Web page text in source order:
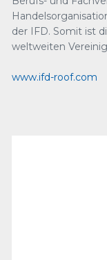
der IFD. Somit ist
weltweiten
www.ifd-roof.com